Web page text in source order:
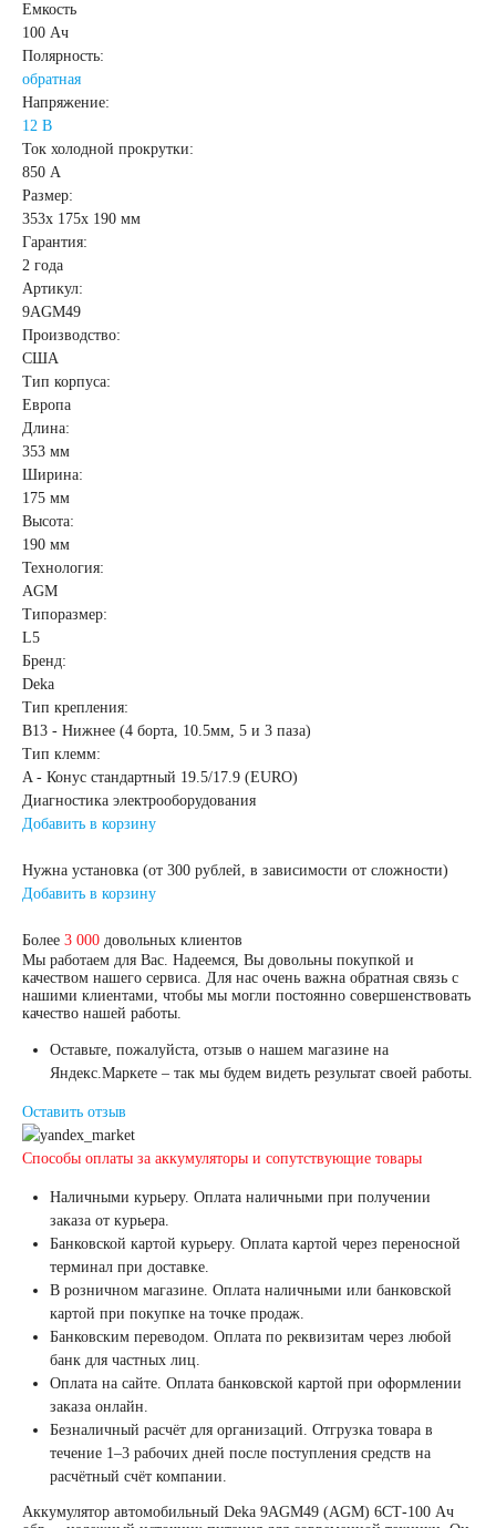
Япония
Южная Корея
Чехия Турция
Словения
Россия
Польша Китай
Казахстан
Испания
Индия
Германия
Емкость
100 Ач
Полярность:
обратная
Напряжение:
12 В
Ток холодной прокрутки:
850 А
Размер:
353x 175x 190 мм
Гарантия:
2 года
Артикул:
9AGM49
Производство:
США
Тип корпуса:
Европа
Длина:
353 мм
Ширина:
175 мм
Высота:
190 мм
Технология:
AGM
Типоразмер:
L5
Бренд:
Deka
Тип крепления:
B13 - Нижнее (4 борта, 10.5мм, 5 и 3 паза)
Тип клемм:
A - Конус стандартный 19.5/17.9 (EURO)
Диагностика электрооборудования
Добавить в корзину
Нужна установка (от 300 рублей, в зависимости от сложности)
Добавить в корзину
Более 3 000 довольных клиентов
Мы работаем для Вас. Надеемся, Вы довольны покупкой и
качеством нашего сервиса. Для нас очень важна обратная связь с
нашими клиентами, чтобы мы могли постоянно совершенствовать
качество нашей работы.
Оставьте, пожалуйста, отзыв о нашем магазине на
Яндекс.Маркете – так мы будем видеть результат своей работы.
Оставить отзыв
Способы оплаты за аккумуляторы и сопутствующие товары
Наличными курьеру. Оплата наличными при получении
заказа от курьера.
Банковской картой курьеру. Оплата картой через переносной
терминал при доставке.
В розничном магазине. Оплата наличными или банковской
картой при покупке на точке продаж.
Банковским переводом. Оплата по реквизитам через любой
банк для частных лиц.
Оплата на сайте. Оплата банковской картой при оформлении
заказа онлайн.
Безналичный расчёт для организаций. Отгрузка товара в
течение 1–3 рабочих дней после поступления средств на
расчётный счёт компании.
Аккумулятор автомобильный Deka 9AGM49 (AGM) 6СТ-100 Ач